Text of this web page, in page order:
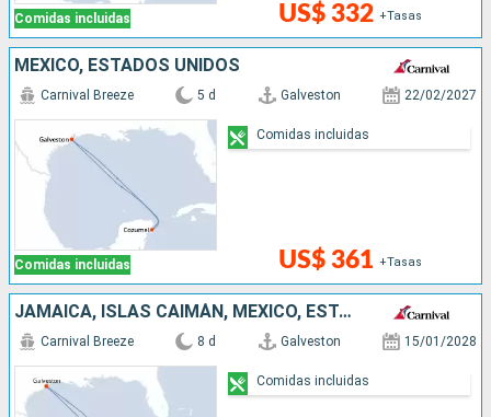
Comidas incluidas US$ 332 +Tasas
MÉXICO, ESTADOS UNIDOS
Comidas incluidas
Carnival Breeze 5 d Galveston 22/02/2027
US$ 361 +Tasas
Comidas incluidas
JAMAICA, ISLAS CAIMÁN, MÉXICO, ESTADOS UNIDOS
Carnival Breeze 8 d Galveston 15/01/2028
Comidas incluidas